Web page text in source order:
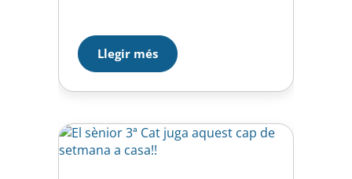
Olímpic de Reus.Volem felicitar a
l’equip i, en especial, a un dels
seus components, jugador de
l’equip d’Infantil A de la UE Horta.
no…
Llegir més